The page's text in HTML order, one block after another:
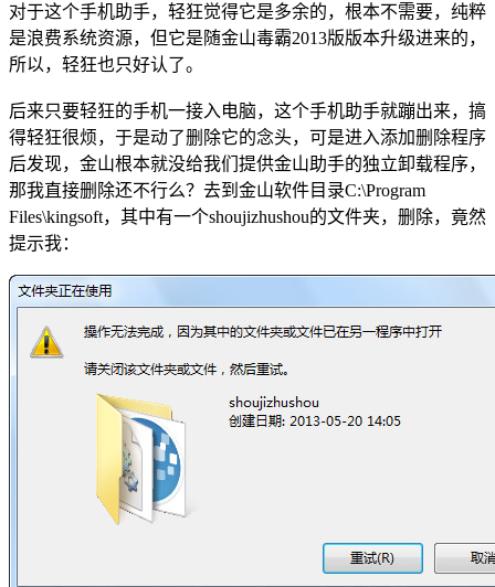
对于这个手机助手，轻狂觉得它是多余的，根本不需要，纯粹
是浪费系统资源，但它是随金山毒霸2013版版本升级进来的，
所以，轻狂也只好认了。
后来只要轻狂的手机一接入电脑，这个手机助手就蹦出来，搞
得轻狂很烦，于是动了删除它的念头，可是进入添加删除程序
后发现，金山根本就没给我们提供金山助手的独立卸载程序，
那我直接删除还不行么？去到金山软件目录C:\Program
Files\kingsoft，其中有一个shoujizhushou的文件夹，删除，竟然
提示我：